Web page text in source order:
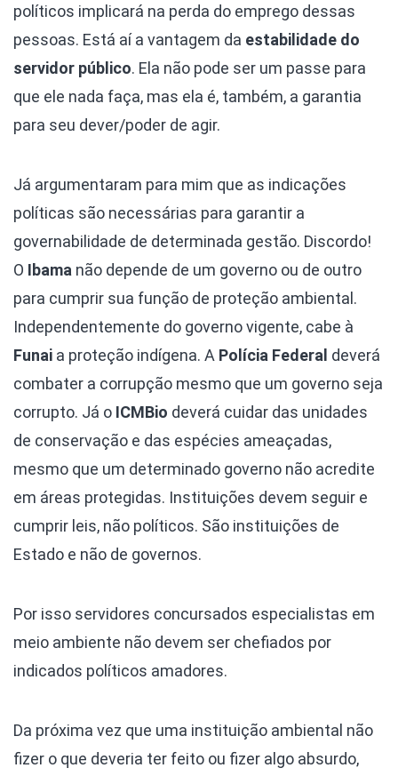
políticos implicará na perda do emprego dessas
pessoas. Está aí a vantagem da estabilidade do
servidor público. Ela não pode ser um passe para
que ele nada faça, mas ela é, também, a garantia
para seu dever/poder de agir.
Já argumentaram para mim que as indicações
políticas são necessárias para garantir a
governabilidade de determinada gestão. Discordo!
O Ibama não depende de um governo ou de outro
para cumprir sua função de proteção ambiental.
Independentemente do governo vigente, cabe à
Funai a proteção indígena. A Polícia Federal deverá
combater a corrupção mesmo que um governo seja
corrupto. Já o ICMBio deverá cuidar das unidades
de conservação e das espécies ameaçadas,
mesmo que um determinado governo não acredite
em áreas protegidas. Instituições devem seguir e
cumprir leis, não políticos. São instituições de
Estado e não de governos.
Por isso servidores concursados especialistas em
meio ambiente não devem ser chefiados por
indicados políticos amadores.
Da próxima vez que uma instituição ambiental não
fizer o que deveria ter feito ou fizer algo absurdo,